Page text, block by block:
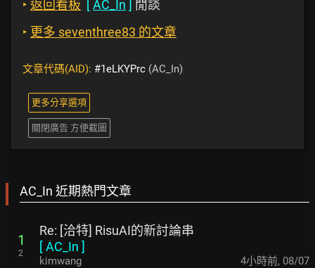
‣ 返回看板 [AC_In ] 閒談
‣ 更多 seventhree83 的文章
文章代碼(AID): #1eLKYPrc (AC_In)
更多分享選項
關閉廣告 方便截圖
AC_In 近期熱門文章
1
2
Re: [洽特] RisuAI的新討論串
[AC_In ]
kimwang 4小時前, 08/07